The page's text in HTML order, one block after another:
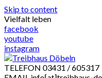
Skip to content
Vielfalt leben
facebook
youtube
instagram
TELEFON 03431 / 605317